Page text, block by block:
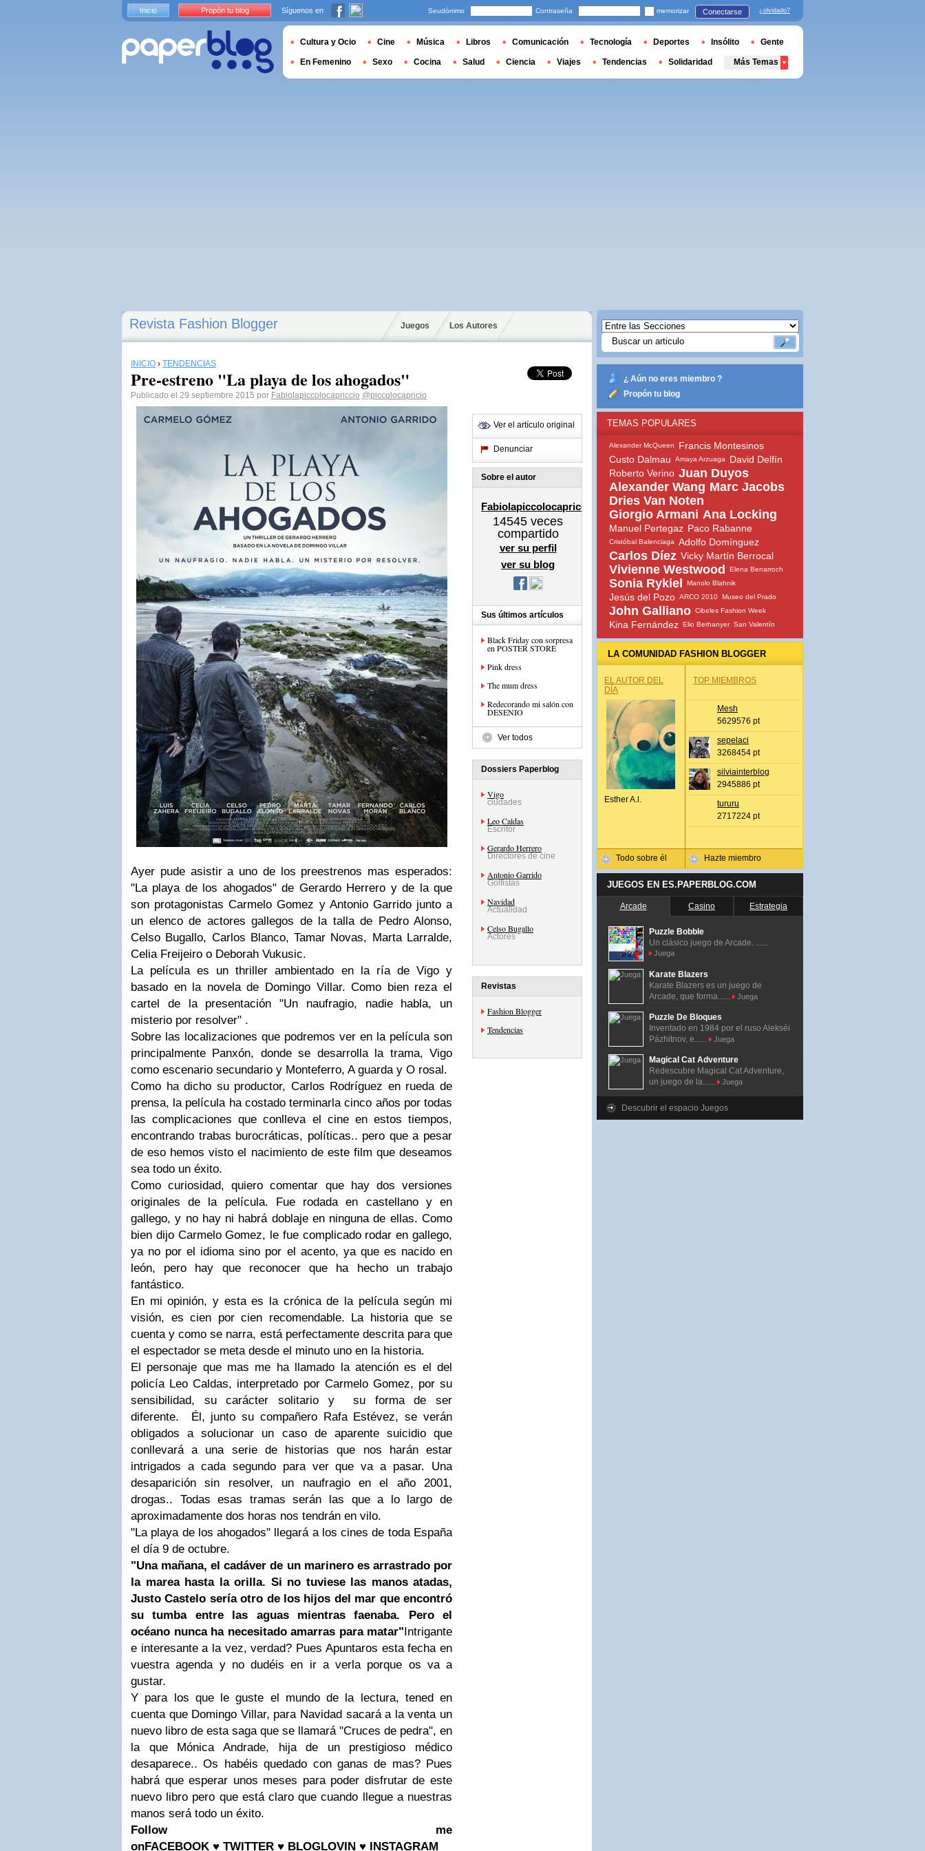
Revista Fashion Blogger Juegos Los Autores
INICIO › TENDENCIAS
Pre-estreno "La playa de los ahogados"
Publicado el 29 septiembre 2015 por Fabiolapiccolocapriccio @piccolocapricio
Ayer pude asistir a uno de los preestrenos mas esperados:
"La playa de los ahogados" de Gerardo Herrero y de la que
son protagonistas Carmelo Gomez y Antonio Garrido junto a
un elenco de actores gallegos de la talla de Pedro Alonso,
Celso Bugallo, Carlos Blanco, Tamar Novas, Marta Larralde,
Celia Freijeiro o Deborah Vukusic.
La película es un thriller ambientado en la ría de Vigo y
basado en la novela de Domingo Villar. Como bien reza el
cartel de la presentación "Un naufragio, nadie habla, un
misterio por resolver" .
Sobre las localizaciones que podremos ver en la película son
principalmente Panxón, donde se desarrolla la trama, Vigo
como escenario secundario y Monteferro, A guarda y O rosal.
Como ha dicho su productor, Carlos Rodríguez en rueda de
prensa, la película ha costado terminarla cinco años por todas
las complicaciones que conlleva el cine en estos tiempos,
encontrando trabas burocráticas, políticas.. pero que a pesar
de eso hemos visto el nacimiento de este film que deseamos
sea todo un éxito.
Como curiosidad, quiero comentar que hay dos versiones
originales de la película. Fue rodada en castellano y en
gallego, y no hay ni habrá doblaje en ninguna de ellas. Como
bien dijo Carmelo Gomez, le fue complicado rodar en gallego,
ya no por el idioma sino por el acento, ya que es nacido en
león, pero hay que reconocer que ha hecho un trabajo
fantástico.
En mi opinión, y esta es la crónica de la película según mi
visión, es cien por cien recomendable. La historia que se
cuenta y como se narra, está perfectamente descrita para que
el espectador se meta desde el minuto uno en la historia.
El personaje que mas me ha llamado la atención es el del
policía Leo Caldas, interpretado por Carmelo Gomez, por su
sensibilidad, su carácter solitario y su forma de ser
diferente. Él, junto su compañero Rafa Estévez, se verán
obligados a solucionar un caso de aparente suicidio que
conllevará a una serie de historias que nos harán estar
intrigados a cada segundo para ver que va a pasar. Una
desaparición sin resolver, un naufragio en el año 2001,
drogas.. Todas esas tramas serán las que a lo largo de
aproximadamente dos horas nos tendrán en vilo.
"La playa de los ahogados" llegará a los cines de toda España
el día 9 de octubre.
"Una mañana, el cadáver de un marinero es arrastrado por
la marea hasta la orilla. Si no tuviese las manos atadas,
Justo Castelo sería otro de los hijos del mar que encontró
su tumba entre las aguas mientras faenaba. Pero el
océano nunca ha necesitado amarras para matar"Intrigante
e interesante a la vez, verdad? Pues Apuntaros esta fecha en
vuestra agenda y no dudéis en ir a verla porque os va a
gustar.
Y para los que le guste el mundo de la lectura, tened en
cuenta que Domingo Villar, para Navidad sacará a la venta un
nuevo libro de esta saga que se llamará "Cruces de pedra", en
la que Mónica Andrade, hija de un prestigioso médico
desaparece.. Os habéis quedado con ganas de mas? Pues
habrá que esperar unos meses para poder disfrutar de este
nuevo libro pero que está claro que cuando llegue a nuestras
manos será todo un éxito.
Follow me
onFACEBOOK ♥ TWITTER ♥ BLOGLOVIN ♥ INSTAGRAM
Ver el artículo original
Denunciar
Sobre el autor
Fabiolapiccolocapriccio
14545 veces
compartido
ver su perfil
ver su blog
Sus últimos artículos
Black Friday con sorpresa
en POSTER STORE
Pink dress
The mum dress
Redecorando mi salón con
DESENIO
Ver todos
Dossiers Paperblog
Vigo
ciudades
Leo Caldas
Escritor
Gerardo Herrero
Directores de cine
Antonio Garrido
Golfistas
Navidad
Actualidad
Celso Bugallo
Actores
Revistas
Fashion Blogger
Tendencias
¿ Aún no eres miembro ?
Propón tu blog
TEMAS POPULARES
Alexander McQueen
Francis Montesinos
Custo Dalmau
Amaya Arzuaga
David Delfín
Roberto Verino Juan Duyos
Alexander Wang Marc Jacobs
Dries Van Noten
Giorgio Armani Ana Locking
Manuel Pertegaz Paco Rabanne
Cristóbal Balenciaga Adolfo Domínguez
Carlos Díez Vicky Martín Berrocal
Vivienne Westwood Elena Benarroch
Sonia Rykiel Manolo Blahnik
Jesús del Pozo ARCO 2010 Museo del Prado
John Galliano Cibeles Fashion Week
Kina Fernández Elio Berhanyer San Valentín
LA COMUNIDAD FASHION BLOGGER
EL AUTOR DEL
DÍA
Esther A.l.
Todo sobre él
TOP MIEMBROS
Mesh
5629576 pt
sepelaci
3268454 pt
silviainterblog
2945886 pt
tururu
2717224 pt
Hazte miembro
JUEGOS EN ES.PAPERBLOG.COM
Arcade Casino Estrategia
Puzzle Bobble
Un clásico juego de Arcade. ......
Juega
Karate Blazers
Karate Blazers es un juego de
Arcade, que forma......
Juega
Puzzle De Bloques
Inventado en 1984 por el ruso Alekséi
Pázhitnov, e......
Juega
Magical Cat Adventure
Redescubre Magical Cat Adventure,
un juego de la......
Juega
Descubrir el espacio Juegos
Inicio Propón tu blog Síguenos en Seudónimo Contraseña memorizar Conectarse ¿olvidado?
Cultura y Ocio Cine Música Libros Comunicación Tecnología Deportes Insólito Gente
En Femenino Sexo Cocina Salud Ciencia Viajes Tendencias Solidaridad Más Temas